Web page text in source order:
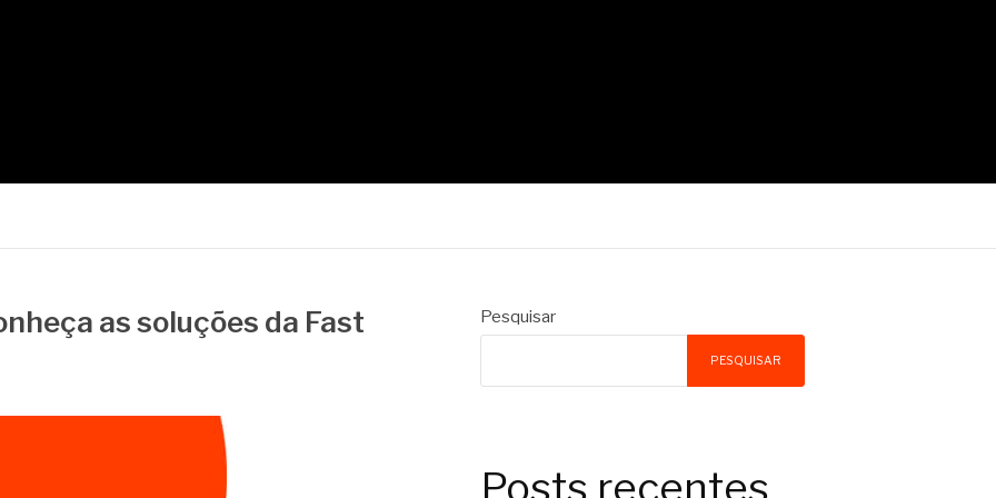
as soluções da Fast
Pesquisar
PESQUISAR
Posts recentes